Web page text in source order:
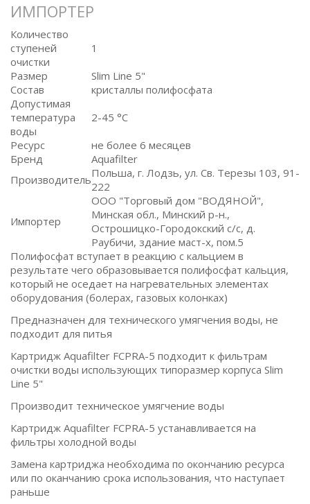
ИМПОРТЕР
Количество
ступеней
очистки
1
Размер
Slim Line 5"
Состав
кристаллы полифосфата
Допустимая
температура
воды
2-45 °C
Ресурс
не более 6 месяцев
Бренд
Aquafilter
ПроизводительПольша, г. Лодзь, ул. Св. Терезы 103, 91-
222
Импортер
ООО "Торговый дом "ВОДЯНОЙ",
Минская обл., Минский р-н.,
Острошицко-Городокский с/с, д.
Раубичи, здание маст-х, пом.5
Полифосфат вступает в реакцию с кальцием в
результате чего образовывается полифосфат кальция,
который не оседает на нагревательных элементах
оборудования (болерах, газовых колонках)
Предназначен для технического умягчения воды, не
подходит для питья
Картридж Aquafilter FCPRA-5 подходит к фильтрам
очистки воды использующих типоразмер корпуса Slim
Line 5"
Производит техническое умягчение воды
Картридж Aquafilter FCPRA-5 устанавливается на
фильтры холодной воды
Замена картриджа необходима по окончанию ресурса
или по оканчанию срока использования, что наступает
раньше